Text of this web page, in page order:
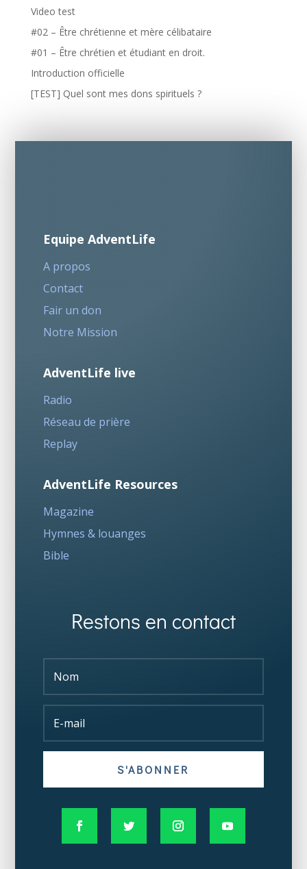
Video test
#02 – Être chrétienne et mère célibataire
#01 – Être chrétien et étudiant en droit.
Introduction officielle
[TEST] Quel sont mes dons spirituels ?
Equipe AdventLife
A propos
Contact
Fair un don
Notre Mission
AdventLife live
Radio
Réseau de prière
Replay
AdventLife Resources
Magazine
Hymnes & louanges
Bible
Restons en contact
S'ABONNER